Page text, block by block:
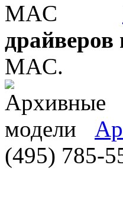
MAC.
(495) 785-